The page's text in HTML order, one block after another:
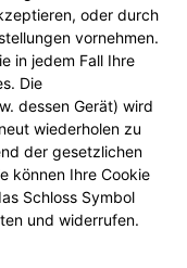
oder durch
vornehmen.
in jedem Fall Ihre
Die
dessen Gerät) wird
wiederholen zu
der gesetzlichen
können Ihre Cookie
Schloss Symbol
und widerrufen.